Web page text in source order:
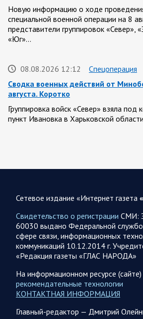
Новую информацию о ходе
специальной военной операции на 8
представители группировок «Север»,
«Юг»…
08.08.2026 12:12
Спецоперация
Сводка военных действий от
августа. Коротко
Группировка войск «Север» взяла под
пункт Ивановка в Харьковской
Олег Царев сообщает: Мониторинг
якобы «сбиты/подавлены» – 135. В
08.08.2026 10:05
Спецоперация
397 украинских БПЛА сбито ПВО
РФ: Беспилотники сбивали над
Белгородской, Брянской,
Орловской,…
Сетевое издание «Интернет газета
Свидетельство о регистрации СМИ:
60030 выдано Федеральной
сфере связи, информационных
коммуникаций 10.12.2014 г.
«Редакция газеты «ГЛАС НАРОДА»
На информационном ресурсе
рекомендательные технологии
КОНТАКТНАЯ ИНФОРМАЦИЯ
Главный-редактор — Дмитрий